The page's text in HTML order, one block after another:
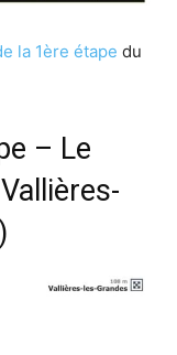
la 1ère étape du
– Le